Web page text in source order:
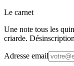
Le carnet
Une note tous les
criarde.
Adresse email